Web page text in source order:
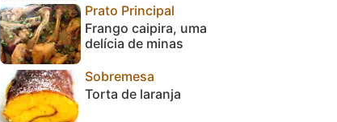
Prato Principal
Frango caipira, uma
delícia de minas
Sobremesa
Torta de laranja